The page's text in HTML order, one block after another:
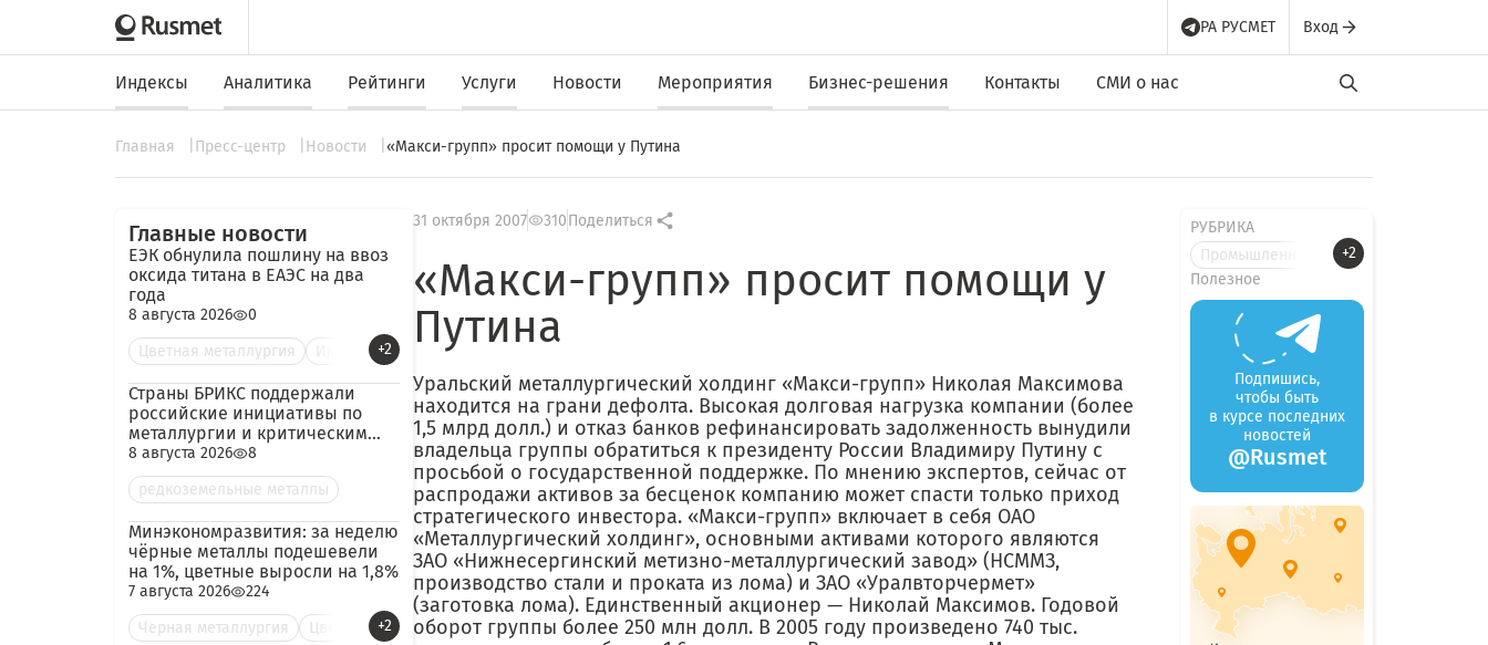
РА РУСМЕТ Вход
Индексы Аналитика Рейтинги Услуги Новости Мероприятия Бизнес-решения Контакты СМИ о нас
Главная Пресс-центр Новости «Макси-групп» просит помощи у Путина
Главные новости
ЕЭК обнулила пошлину на ввоз
оксида титана в ЕАЭС на два
года
8 августа 2026
0
Цветная металлургия
+2
Страны БРИКС поддержали
российские инициативы по
металлургии и критическим
минералам
8 августа 2026
8
редкоземельные металлы
Минэкономразвития: за неделю
чёрные металлы подешевели
на 1%, цветные выросли на 1,8%
7 августа 2026
224
Черная металлургия
Цве +2
31 октября 2007 310Поделиться
«Макси-групп» просит помощи у
Путина
Уральский металлургический холдинг «Макси-групп» Николая Максимова
находится на грани дефолта. Высокая долговая нагрузка компании (более
1,5 млрд долл.) и отказ банков рефинансировать задолженность вынудили
владельца группы обратиться к президенту России Владимиру Путину с
просьбой о государственной поддержке. По мнению экспертов, сейчас от
распродажи активов за бесценок компанию может спасти только приход
стратегического инвестора. «Макси-групп» включает в себя ОАО
«Металлургический холдинг», основными активами которого являются
ЗАО «Нижнесергинский метизно-металлургический завод» (НСММЗ,
производство стали и проката из лома) и ЗАО «Уралвторчермет»
(заготовка лома). Единственный акционер — Николай Максимов. Годовой
оборот группы более 250 млн долл. В 2005 году произведено 740 тыс.
РУБРИКА
Промышленные новости
+2
Полезное
Подпишись,
чтобы быть
в курсе последних
новостей
@Rusmet